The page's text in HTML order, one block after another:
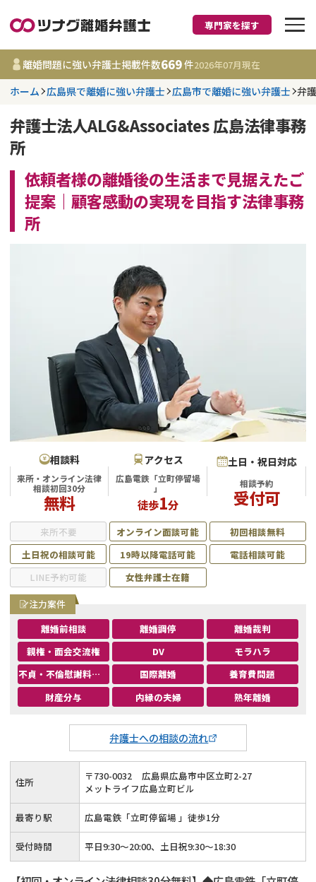
離婚に強い弁護士
都道府県を選択
669
件
相談内容で探す
養育費問題
内縁の夫婦
離婚裁判
慰謝料
国際離婚
離婚の相談先
離婚したくない
専門家を探す
離婚問題に強い弁護士掲載件数669件2026年07月現在
ホーム 広島県で離婚に強い弁護士 広島市で離婚に強い弁護士 弁
弁護士法人ALG&Associates 広島法律事務
所
依頼者様の離婚後の生活まで見据えたご
提案｜顧客感動の実現を目指す法律事務
所
相談料
来所・オンライン法律
相談初回30分
無料
アクセス
広島電鉄「立町停留場
」
徒歩1分
土日・祝日対応
相談予約
受付可
来所不要 オンライン面談可能
初回相談無料
土日祝の相談可能
19時以降電話可能
電話相談可能
LINE予約可能
女性弁護士在籍
弁護士への相談の流れ
注力案件
離婚前相談
離婚調停
離婚裁判
親権・面会交流権
DV
モラハラ
不貞・不倫慰謝料請求
国際離婚
養育費問題
財産分与
内縁の夫婦 熟年離婚
住所 〒730-0032
広島県広島市中区立町2-27
メットライフ広島立町ビル
最寄り駅 広島電鉄「立町停留場 」徒歩1分
受付時間 平日9:30～20:00、土日祝9:30～18:30